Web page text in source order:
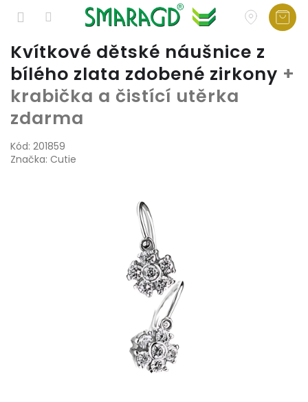
Přejít
obsah
Kvítkové dětské náušnice z
bílého zlata zdobené zirkony +
krabička a čistící utěrka
zdarma
Kód: 201859
Značka: Cutie